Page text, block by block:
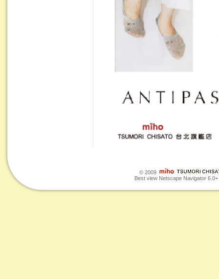
© 2009
Best view Netscape Navigator